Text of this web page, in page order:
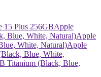
15 Plus 256GBApple
Blue, White, Natural)Apple
White, Natural)Apple
Blue, White,
Titanium (Black, Blue,